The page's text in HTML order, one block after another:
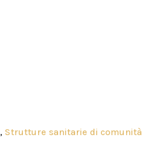
, Strutture sanitarie di comunità